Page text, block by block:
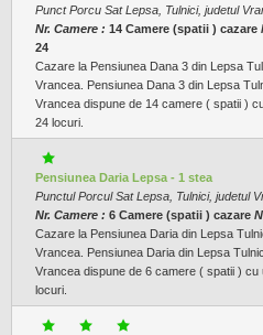
Punct Porcu Sat Lepsa, Tulnici, judetul
Nr. Camere : 14 Camere (spatii ) cazare
24
Cazare la Pensiunea Dana 3 din Lepsa
Vrancea. Pensiunea Dana 3 din Lepsa
Vrancea dispune de 14 camere ( spatii )
24 locuri.
Pensiunea Daria Lepsa - 1 stea
Punctul Porcul Sat Lepsa, Tulnici, judetul
Nr. Camere : 6 Camere (spatii ) cazare
Cazare la Pensiunea Daria din Lepsa
Vrancea. Pensiunea Daria din Lepsa
Vrancea dispune de 6 camere ( spatii ) cu
locuri.